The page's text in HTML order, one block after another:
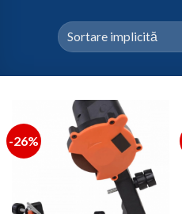
-26%